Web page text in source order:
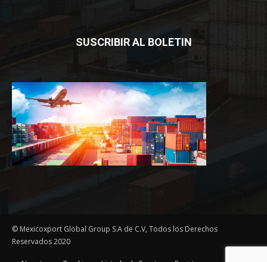
SUSCRIBIR AL BOLETIN
© Mexicoxport Global Group S.A de C.V, Todos los Derechos
Reservados 2020